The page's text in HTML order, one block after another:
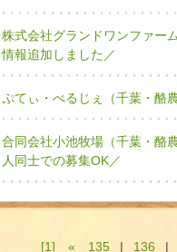
株式会社グランドワンファー
情報追加しました／
ぷてぃ・べるじぇ（千葉・酪
合同会社小池牧場（千葉・酪
人同士での募集OK／
[1] « 135 | 136 |